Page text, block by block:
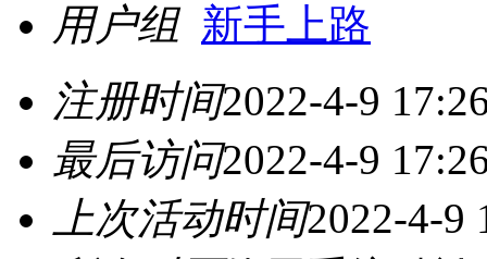
用户组 新手上路
注册时间2022-4-9
最后访问2022-4-9
上次活动时间2022-4-9